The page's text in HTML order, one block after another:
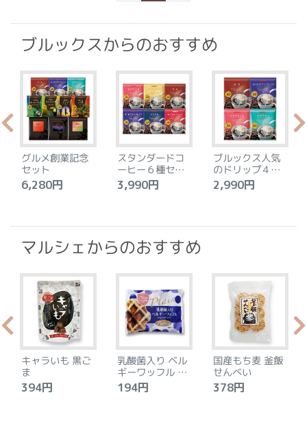
ブルックスからのおすすめ
グルメ創業記念
セット
6,280円
スタンダードコ
ーヒー６種セッ
ト
3,990円
ブルックス人気
のドリップ４種
セット
2,990円
マルシェからのおすすめ
キャラいも 黒ご
ま
394円
乳酸菌入り ベル
ギーワッフル プ
レーン
194円
国産もち麦 釜飯
せんべい
378円